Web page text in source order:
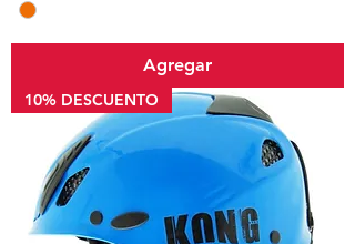
Agregar
10% DESCUENTO